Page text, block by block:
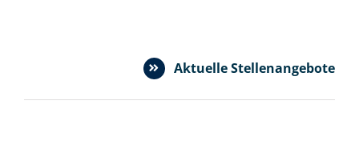
Aktuelle Stellenangebote